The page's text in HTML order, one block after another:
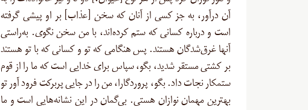
آن درآور، به جز کسی از آنان که سخن [عذاب] بر او پیشی گرفته
است و درباره کسانی که ستم کرده‌اند، با من سخن نگوی. به‌راستی
آنها غرق‌شدگان هستند. پس هنگامی که تو و کسانی که با تو هستند
بر کشتی مستقر شدید، بگو، سپاس برای خدایی است که ما را از قوم
ستمکار نجات داد. بگو، پروردگارا، من را در جایى پربرکت فرود آور تو
بهترین مهمان ‏نوازان هستی. بی‌گمان در این نشانه‌هایی است و ما